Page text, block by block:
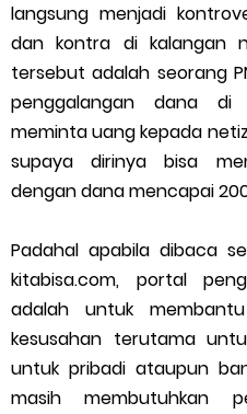
10 Cara Jitu Autobid Untuk
Batas Saldo Untuk Akun
Cara Mudah Melihat QR
Enroute Drop: Arti dan
Cara Ping Server
Cara Menghubungi CS
Cara Mengatasi Aplikasi
langsung menjadi
dan kontra di kalangan
tersebut adalah seorang
penggalangan dana
meminta uang kepada
supaya dirinya bisa
dengan dana mencapai
Padahal apabila dibaca
kitabisa.com, portal
adalah untuk
kesusahan terutama
untuk pribadi ataupun
masih membutuhkan